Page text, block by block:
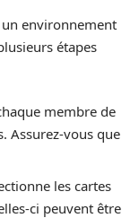
environnement
étapes
membre de
Assurez-vous que
les cartes
ci peuvent être